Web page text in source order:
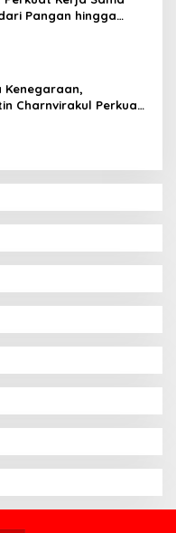
Pangan hingga
Kenegaraan,
Charnvirakul Perkuat
Thailand